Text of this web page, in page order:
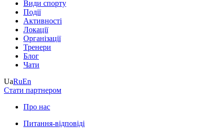
Види спорту
Події
Активності
Локації
Організації
Тренери
Блог
Чати
UaRuEn
Стати партнером
Про нас
Питання-відповіді